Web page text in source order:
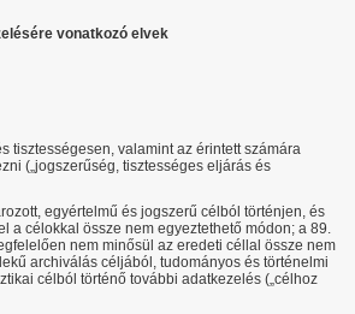
vonatkozó elvek
tisztességesen, valamint az érintett számára
(„jogszerűség, tisztességes eljárás és
egyértelmű és jogszerű célból történjen, és
a célokkal össze nem egyeztethető módon; a 89.
nem minősül az eredeti céllal össze nem
archiválás céljából, tudományos és történelmi
célból történő további adatkezelés („célhoz